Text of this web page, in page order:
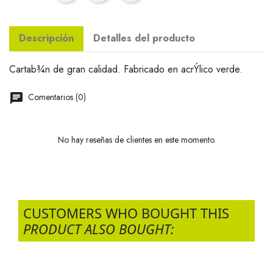
Descripción Detalles del producto
Cartab¾n de gran calidad. Fabricado en acrÝlico verde.
Comentarios (0)
No hay reseñas de clientes en este momento.
CUSTOMERS WHO BOUGHT THIS
PRODUCT ALSO BOUGHT: